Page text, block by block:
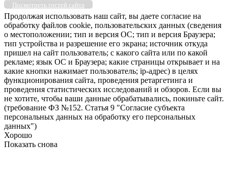
Посмотреть гостей сайта
Продолжая использовать наш сайт, вы даете согласие на
обработку файлов cookie, пользовательских данных (сведения
о местоположении; тип и версия ОС; тип и версия Браузера;
тип устройства и разрешение его экрана; источник откуда
пришел на сайт пользователь; с какого сайта или по какой
рекламе; язык ОС и Браузера; какие страницы открывает и на
какие кнопки нажимает пользователь; ip-адрес) в целях
функционирования сайта, проведения ретаргетинга и
проведения статистических исследований и обзоров. Если вы
не хотите, чтобы ваши данные обрабатывались, покиньте сайт.
(требование ФЗ №152. Статья 9 "Согласие субъекта
персональных данных на обработку его персональных
данных")
Хорошо
Показать снова